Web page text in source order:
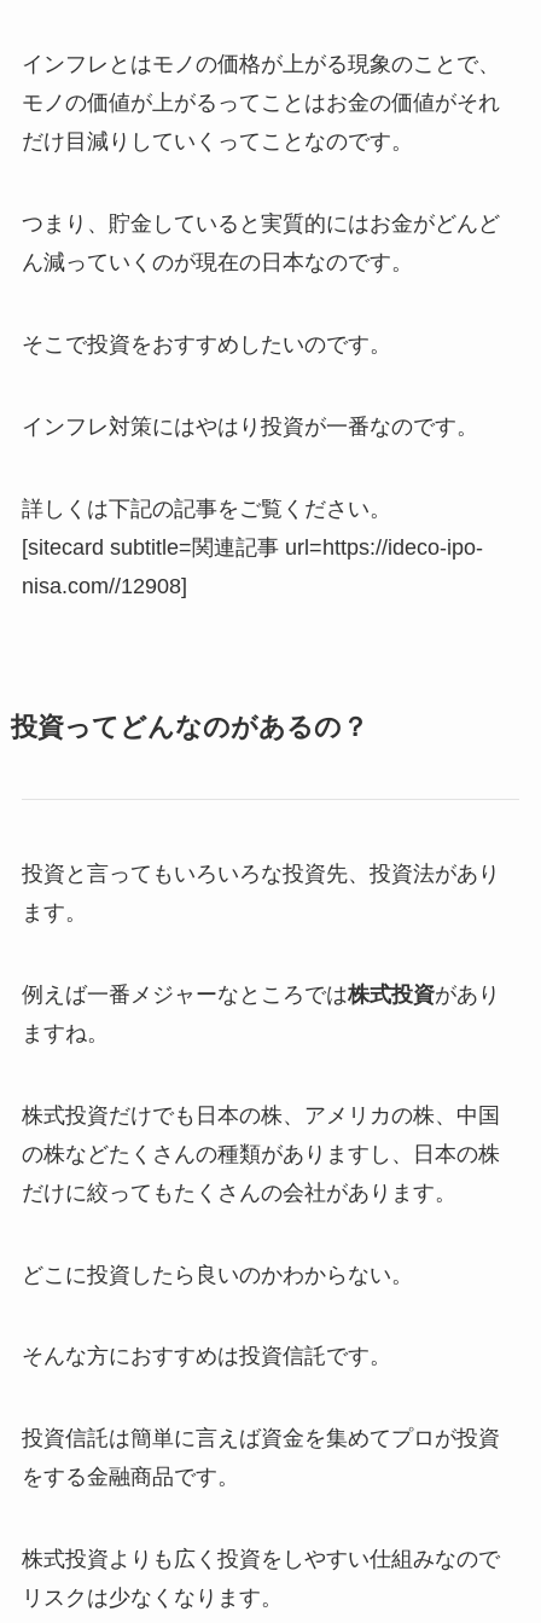
インフレとはモノの価格が上がる現象のことで、
モノの価値が上がるってことはお金の価値がそれ
だけ目減りしていくってことなのです。
つまり、貯金していると実質的にはお金がどんど
ん減っていくのが現在の日本なのです。
そこで投資をおすすめしたいのです。
インフレ対策にはやはり投資が一番なのです。
詳しくは下記の記事をご覧ください。
[sitecard subtitle=関連記事 url=https://ideco-ipo-
nisa.com//12908]
投資ってどんなのがあるの？
投資と言ってもいろいろな投資先、投資法があり
ます。
例えば一番メジャーなところでは株式投資があり
ますね。
株式投資だけでも日本の株、アメリカの株、中国
の株などたくさんの種類がありますし、日本の株
だけに絞ってもたくさんの会社があります。
どこに投資したら良いのかわからない。
そんな方におすすめは投資信託です。
投資信託は簡単に言えば資金を集めてプロが投資
をする金融商品です。
株式投資よりも広く投資をしやすい仕組みなので
リスクは少なくなります。